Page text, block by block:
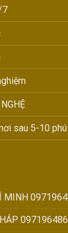
7
sau 5-10
MINH